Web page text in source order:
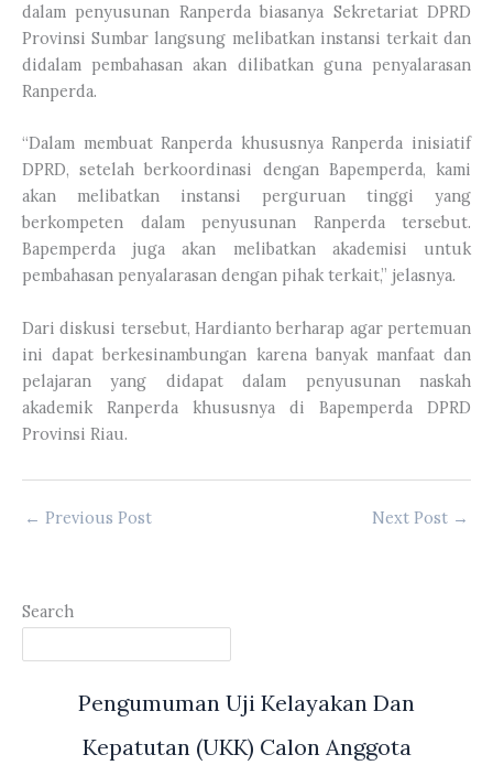
dalam penyusunan Ranperda biasanya Sekretariat DPRD
Provinsi Sumbar langsung melibatkan instansi terkait dan
didalam pembahasan akan dilibatkan guna penyalarasan
Ranperda.
“Dalam membuat Ranperda khususnya Ranperda inisiatif
DPRD, setelah berkoordinasi dengan Bapemperda, kami
akan melibatkan instansi perguruan tinggi yang
berkompeten dalam penyusunan Ranperda tersebut.
Bapemperda juga akan melibatkan akademisi untuk
pembahasan penyalarasan dengan pihak terkait,” jelasnya.
Dari diskusi tersebut, Hardianto berharap agar pertemuan
ini dapat berkesinambungan karena banyak manfaat dan
pelajaran yang didapat dalam penyusunan naskah
akademik Ranperda khususnya di Bapemperda DPRD
Provinsi Riau.
← Previous Post Next Post →
Search
Pengumuman Uji Kelayakan Dan
Kepatutan (UKK) Calon Anggota